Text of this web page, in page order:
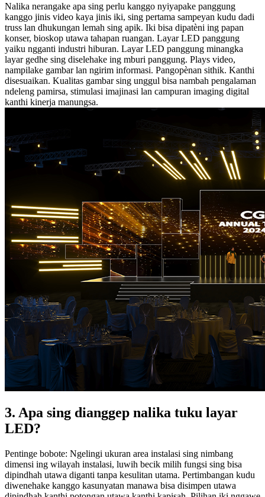
Nalika nerangake apa sing perlu kanggo nyiyapake panggung
kanggo jinis video kaya jinis iki, sing pertama sampeyan kudu dadi
truss lan dhukungan lemah sing apik. Iki bisa dipatèni ing papan
konser, bioskop utawa tahapan ruangan. Layar LED panggung
yaiku ngganti industri hiburan. Layar LED panggung minangka
layar gedhe sing diselehake ing mburi panggung. Plays video,
nampilake gambar lan ngirim informasi. Pangopènan sithik. Kanthi
disesuaikan. Kualitas gambar sing unggul bisa nambah pengalaman
ndeleng pamirsa, stimulasi imajinasi lan campuran imaging digital
kanthi kinerja manungsa.
3. Apa sing dianggep nalika tuku layar
LED?
Pentinge bobote: Ngelingi ukuran area instalasi sing nimbang
dimensi ing wilayah instalasi, luwih becik milih fungsi sing bisa
dipindhah utawa diganti tanpa kesulitan utama. Pertimbangan kudu
diwenehake kanggo kasunyatan manawa bisa disimpen utawa